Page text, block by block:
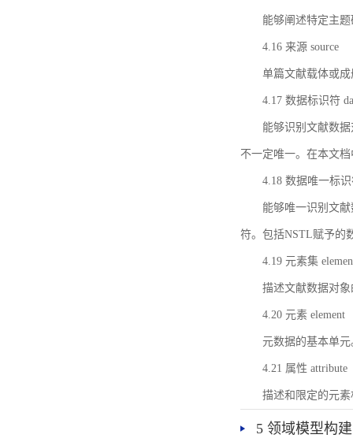
能够阐述特定主
4.16 来源 source
单篇文献载体或
4.17 数据标识符
能够识别文献数
不一定唯一。在本文
4.18 数据唯一标
能够唯一识别文
符。包括NSTL赋予的
4.19 元素集
描述文献数据对
4.20 元素 element
元数据的基本单元
4.21 属性 attribute
描述和限定的元
5 领域模型构建